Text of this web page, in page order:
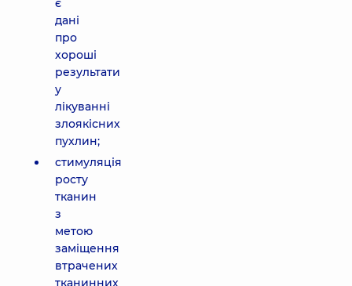
є
дані
про
хороші
результати
у
лікуванні
злоякісних
пухлин;
стимуляція
росту
тканин
з
метою
заміщення
втрачених
тканинних